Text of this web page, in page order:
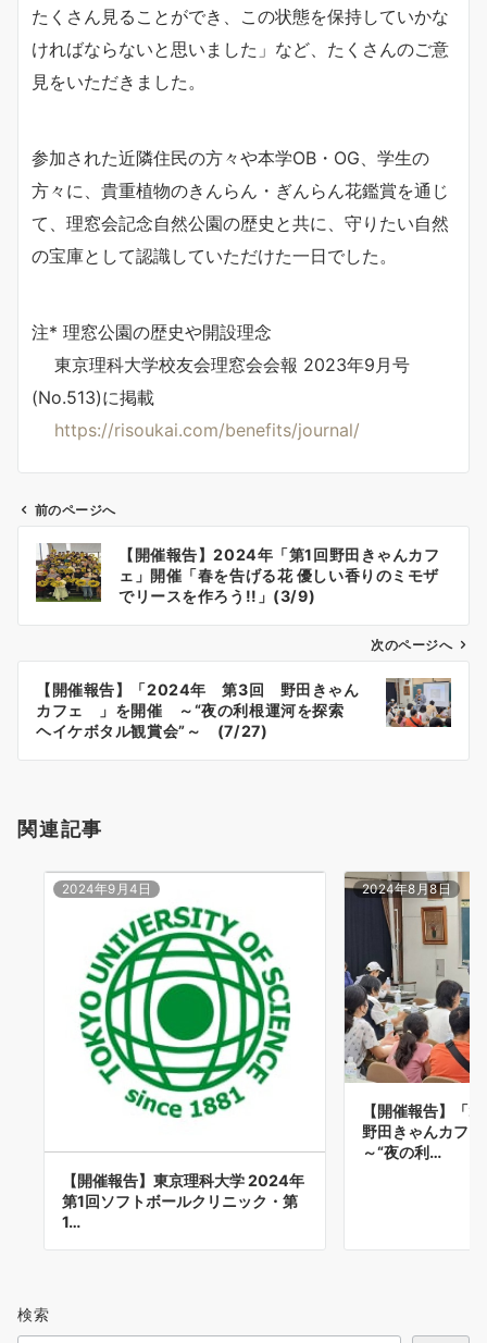
たくさん見ることができ、この状態を保持していかな
ければならないと思いました」など、たくさんのご意
見をいただきました。
参加された近隣住民の方々や本学OB・OG、学生の
方々に、貴重植物のきんらん・ぎんらん花鑑賞を通じ
て、理窓会記念自然公園の歴史と共に、守りたい自然
の宝庫として認識していただけた一日でした。
注* 理窓公園の歴史や開設理念
東京理科大学校友会理窓会会報 2023年9月号
(No.513)に掲載
https://risoukai.com/benefits/journal/
ン
前のページへ
【開催報告】2024年「第1回野田きゃんカフ
ェ」開催「春を告げる花 優しい香りのミモザ
でリースを作ろう!!」(3/9)
次のページへ
【開催報告】「2024年 第3回 野田きゃん
カフェ 」を開催 ～“夜の利根運河を探索
ヘイケボタル観賞会”～ (7/27)
関連記事
2024年9月4日
【開催報告】東京理科大学 2024年
第1回ソフトボールクリニック・第
1…
2024年8月8日
【開催報告】
野田きゃんカ
～“夜の利…
検索